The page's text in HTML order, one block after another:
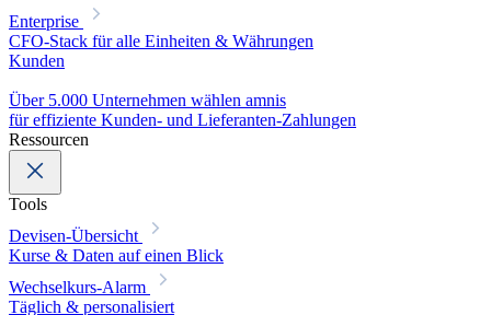
Enterprise
CFO-Stack für alle Einheiten & Währungen
Kunden
Über 5.000 Unternehmen wählen amnis
für effiziente Kunden- und Lieferanten-Zahlungen
Ressourcen
Tools
Devisen-Übersicht
Kurse & Daten auf einen Blick
Wechselkurs-Alarm
Täglich & personalisiert